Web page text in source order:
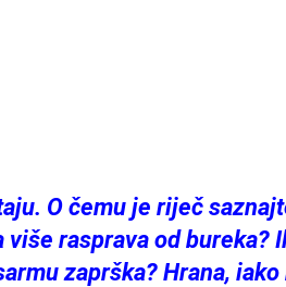
O čemu je riječ
rasprava od bureka?
zaprška? Hrana,